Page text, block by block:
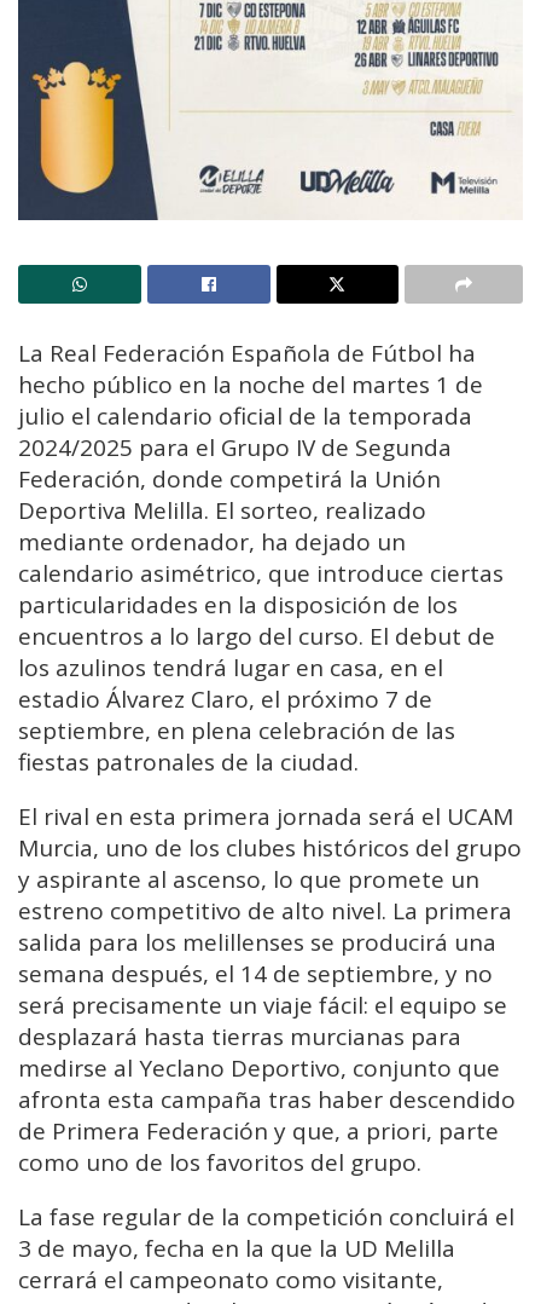
La Real Federación Española de Fútbol ha
hecho público en la noche del martes 1 de
julio el calendario oficial de la temporada
2024/2025 para el Grupo IV de Segunda
Federación, donde competirá la Unión
Deportiva Melilla. El sorteo, realizado
mediante ordenador, ha dejado un
calendario asimétrico, que introduce ciertas
particularidades en la disposición de los
encuentros a lo largo del curso. El debut de
los azulinos tendrá lugar en casa, en el
estadio Álvarez Claro, el próximo 7 de
septiembre, en plena celebración de las
fiestas patronales de la ciudad.
El rival en esta primera jornada será el UCAM
Murcia, uno de los clubes históricos del grupo
y aspirante al ascenso, lo que promete un
estreno competitivo de alto nivel. La primera
salida para los melillenses se producirá una
semana después, el 14 de septiembre, y no
será precisamente un viaje fácil: el equipo se
desplazará hasta tierras murcianas para
medirse al Yeclano Deportivo, conjunto que
afronta esta campaña tras haber descendido
de Primera Federación y que, a priori, parte
como uno de los favoritos del grupo.
La fase regular de la competición concluirá el
3 de mayo, fecha en la que la UD Melilla
cerrará el campeonato como visitante,